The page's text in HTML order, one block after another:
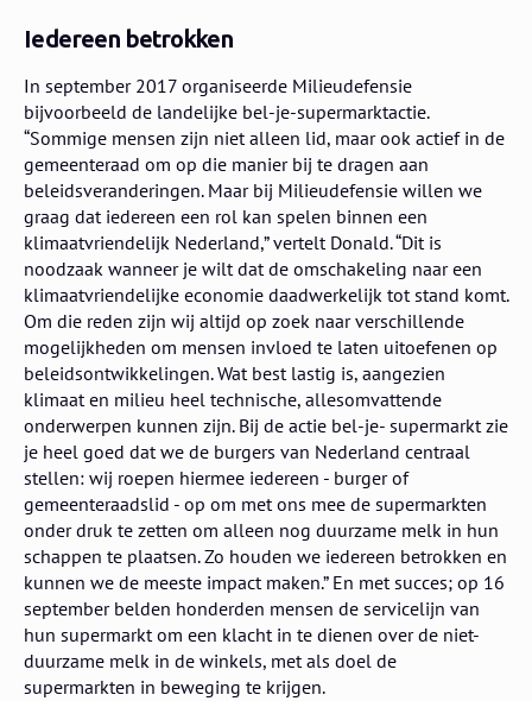
Iedereen betrokken
In september 2017 organiseerde Milieudefensie
bijvoorbeeld de landelijke bel-je-supermarktactie.
“Sommige mensen zijn niet alleen lid, maar ook actief in de
gemeenteraad om op die manier bij te dragen aan
beleidsveranderingen. Maar bij Milieudefensie willen we
graag dat iedereen een rol kan spelen binnen een
klimaatvriendelijk Nederland,” vertelt Donald. “Dit is
noodzaak wanneer je wilt dat de omschakeling naar een
klimaatvriendelijke economie daadwerkelijk tot stand komt.
Om die reden zijn wij altijd op zoek naar verschillende
mogelijkheden om mensen invloed te laten uitoefenen op
beleidsontwikkelingen. Wat best lastig is, aangezien
klimaat en milieu heel technische, allesomvattende
onderwerpen kunnen zijn. Bij de actie bel-je- supermarkt zie
je heel goed dat we de burgers van Nederland centraal
stellen: wij roepen hiermee iedereen - burger of
gemeenteraadslid - op om met ons mee de supermarkten
onder druk te zetten om alleen nog duurzame melk in hun
schappen te plaatsen. Zo houden we iedereen betrokken en
kunnen we de meeste impact maken.” En met succes; op 16
september belden honderden mensen de servicelijn van
hun supermarkt om een klacht in te dienen over de niet-
duurzame melk in de winkels, met als doel de
supermarkten in beweging te krijgen.